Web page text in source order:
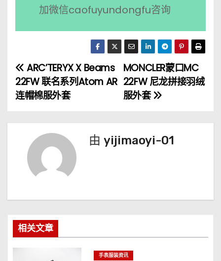
加微信caofuyundongfu咨询
文
章
MONCLER蒙口MC
22FW 尼龙拼接羽绒
服外套
ARC’TERYX X Beams
22FW 联名系列Atom AR
连帽棉服外套
由 yijimaoyi-01
相关文章
手表服装资讯